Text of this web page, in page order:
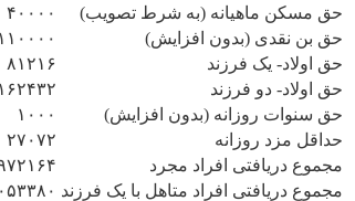
حق مسکن ماهیانه (به شرط تصویب)
۴۰۰۰۰
حق بن نقدی (بدون افزایش)
۱۱۰۰۰۰
حق اولاد- یک فرزند
۸۱۲۱۶
حق اولاد- دو فرزند
۱۶۲۴۳۲
حق سنوات روزانه (بدون افزایش)
۱۰۰۰
حداقل مزد روزانه
۲۷۰۷۲
مجموع دریافتی افراد مجرد
مجموع دریافتی افراد متاهل با یک فرزند